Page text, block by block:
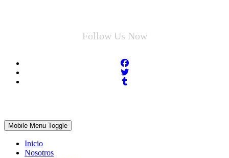
Follow Us Now
Mobile Menu Toggle
Inicio
Nosotros